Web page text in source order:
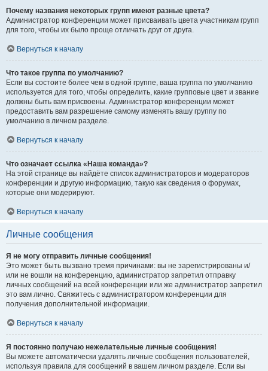
Почему названия некоторых групп имеют разные цвета?
Администратор конференции может присваивать цвета участникам групп
для того, чтобы их было проще отличать друг от друга.
Вернуться к началу
Что такое группа по умолчанию?
Если вы состоите более чем в одной группе, ваша группа по умолчанию
используется для того, чтобы определить, какие групповые цвет и звание
должны быть вам присвоены. Администратор конференции может
предоставить вам разрешение самому изменять вашу группу по
умолчанию в личном разделе.
Вернуться к началу
Что означает ссылка «Наша команда»?
На этой странице вы найдёте список администраторов и модераторов
конференции и другую информацию, такую как сведения о форумах,
которые они модерируют.
Вернуться к началу
Личные сообщения
Я не могу отправить личные сообщения!
Это может быть вызвано тремя причинами: вы не зарегистрированы и/
или не вошли на конференцию, администратор запретил отправку
личных сообщений на всей конференции или же администратор запретил
это вам лично. Свяжитесь с администратором конференции для
получения дополнительной информации.
Вернуться к началу
Я постоянно получаю нежелательные личные сообщения!
Вы можете автоматически удалять личные сообщения пользователей,
используя правила для сообщений в вашем личном разделе. Если вы